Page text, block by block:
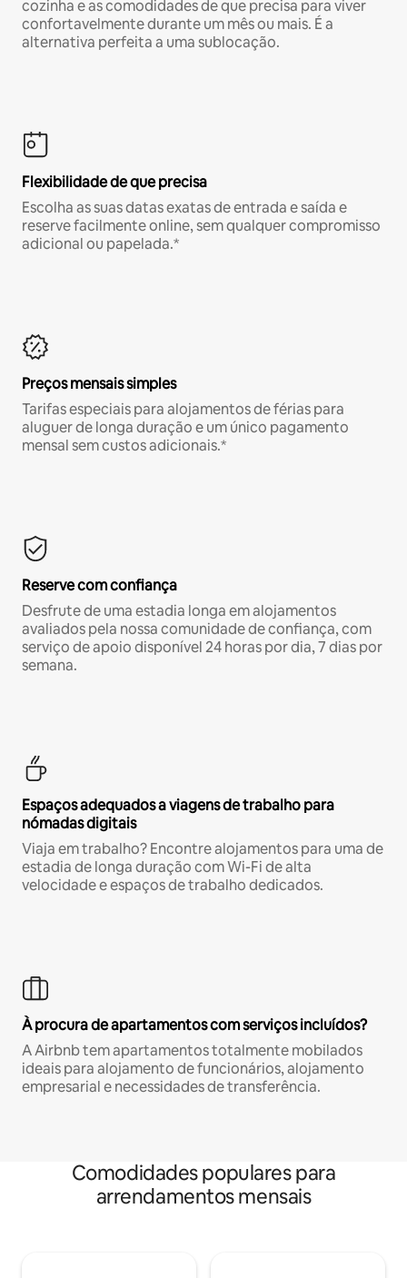
cozinha e as comodidades de que precisa para viver
confortavelmente durante um mês ou mais. É a
alternativa perfeita a uma sublocação.
Flexibilidade de que precisa
Escolha as suas datas exatas de entrada e saída e
reserve facilmente online, sem qualquer compromisso
adicional ou papelada.*
Preços mensais simples
Tarifas especiais para alojamentos de férias para
aluguer de longa duração e um único pagamento
mensal sem custos adicionais.*
Reserve com confiança
Desfrute de uma estadia longa em alojamentos
avaliados pela nossa comunidade de confiança, com
serviço de apoio disponível 24 horas por dia, 7 dias por
semana.
Espaços adequados a viagens de trabalho para
nómadas digitais
Viaja em trabalho? Encontre alojamentos para uma de
estadia de longa duração com Wi-Fi de alta
velocidade e espaços de trabalho dedicados.
À procura de apartamentos com serviços incluídos?
A Airbnb tem apartamentos totalmente mobilados
ideais para alojamento de funcionários, alojamento
empresarial e necessidades de transferência.
Comodidades populares para
arrendamentos mensais